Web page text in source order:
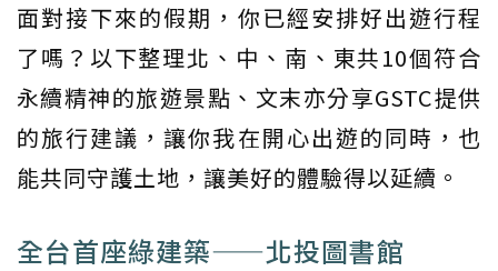
面對接下來的假期，你已經安排好出遊行程
了嗎？以下整理北、中、南、東共10個符合
永續精神的旅遊景點、文末亦分享GSTC提供
的旅行建議，讓你我在開心出遊的同時，也
能共同守護土地，讓美好的體驗得以延續。
全台首座綠建築——北投圖書館